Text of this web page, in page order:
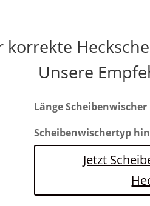
korrekte
Unsere
Länge Scheibenwischer
Scheibenwischertyp
Jetzt